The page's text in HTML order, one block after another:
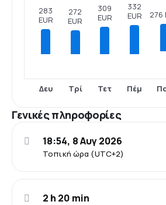
283
EUR
Δευ
272
EUR
Τρί
309
EUR
Τετ
332
EUR
Πέμ
276
Γενικές πληροφορίες
Τοπική ώρα (UTC+2)
18:54, 8 Αυγ 2026
2 h 20 min